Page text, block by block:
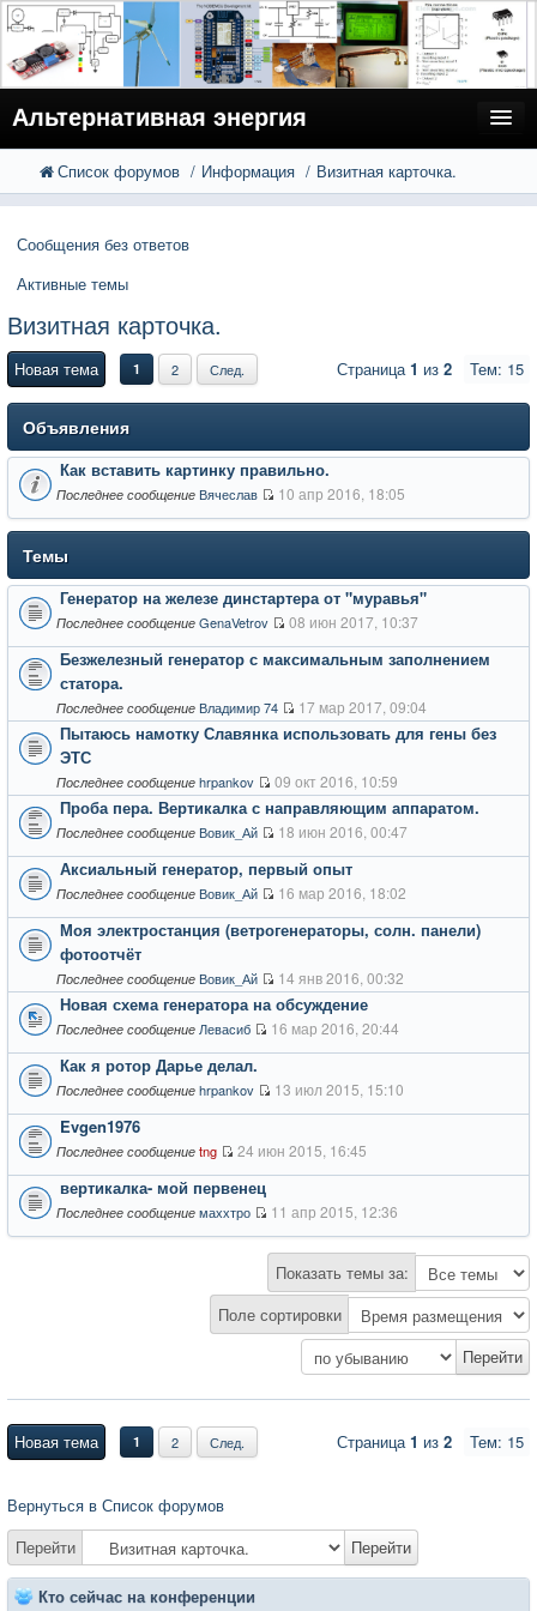
Альтернативная энергия
FAQ
Вход
Расширенный поиск
Список форумов Информация Визитная карточка.
Сообщения без ответов
Активные темы
Визитная карточка.
Новая тема Тем: 15
1 2 След. Страница1 из 2
Объявления
Как вставить картинку правильно.
Последнее сообщение Вячеслав 10 апр 2016, 18:05
Темы
Генератор на железе динстартера от "муравья"
Последнее сообщение GenaVetrov 08 июн 2017, 10:37
Безжелезный генератор с максимальным заполнением
статора.
Последнее сообщение Владимир 74 17 мар 2017, 09:04
Пытаюсь намотку Славянка использовать для гены без
ЭТС
Последнее сообщение hrpankov 09 окт 2016, 10:59
Проба пера. Вертикалка с направляющим аппаратом.
Последнее сообщение Вовик_Ай 18 июн 2016, 00:47
Аксиальный генератор, первый опыт
Последнее сообщение Вовик_Ай 16 мар 2016, 18:02
Моя электростанция (ветрогенераторы, солн. панели)
фотоотчёт
Последнее сообщение Вовик_Ай 14 янв 2016, 00:32
Новая схема генератора на обсуждение
Последнее сообщение Левасиб 16 мар 2016, 20:44
Как я ротор Дарье делал.
Последнее сообщение hrpankov 13 июл 2015, 15:10
Evgen1976
Последнее сообщение tng 24 июн 2015, 16:45
вертикалка- мой первенец
Последнее сообщение маххтро 11 апр 2015, 12:36
Показать темы за:
Поле сортировки
Новая тема Тем: 15
1 2 След. Страница1 из 2
Вернуться в Список форумов
Перейти
Перейти
Кто сейчас на конференции